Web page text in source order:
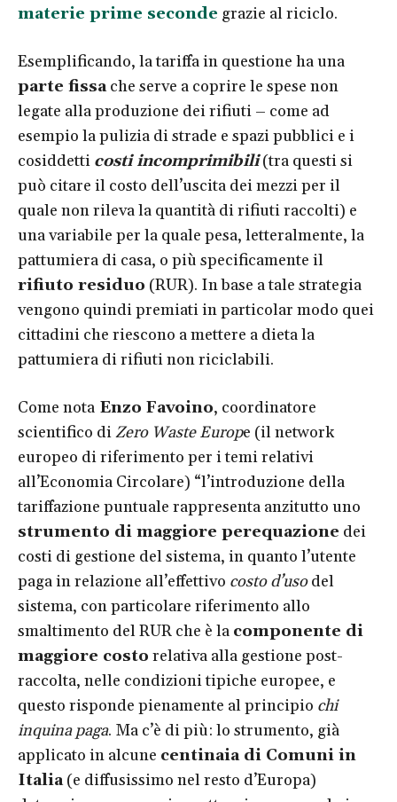
materie prime seconde grazie al riciclo.
Esemplificando, la tariffa in questione ha una
parte fissache serve a coprire le spese non
legate alla produzione dei rifiuti – come ad
esempio la pulizia di strade e spazi pubblici e i
cosiddetti costi incomprimibili(tra questi si
può citare il costo dell’uscita dei mezzi per il
quale non rileva la quantità di rifiuti raccolti) e
una variabile per la quale pesa, letteralmente, la
pattumiera di casa, o più specificamente il
rifiuto residuo (RUR). In base a tale strategia
vengono quindi premiati in particolar modo quei
cittadini che riescono a mettere a dieta la
pattumiera di rifiuti non riciclabili.
Come nota Enzo Favoino, coordinatore
scientifico diZero Waste Europe (il network
europeo di riferimento per i temi relativi
all’Economia Circolare) “l’introduzione della
tariffazione puntuale rappresenta anzitutto uno
strumento di maggiore perequazione dei
costi di gestione del sistema, in quanto l’utente
paga in relazione all’effettivo costo d’usodel
sistema, con particolare riferimento allo
smaltimento del RUR che è la componente di
maggiore costo relativa alla gestione post-
raccolta, nelle condizioni tipiche europee, e
questo risponde pienamente al principio chi
inquina paga. Ma c’è di più: lo strumento, già
applicato in alcune centinaia di Comuni in
Italia(e diffusissimo nel resto d’Europa)